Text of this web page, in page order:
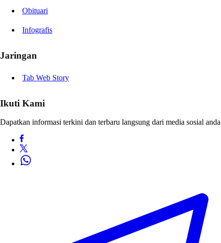
Obituari
Infografis
Jaringan
Tab Web Story
Ikuti Kami
Dapatkan informasi terkini dan terbaru langsung dari media sosial anda